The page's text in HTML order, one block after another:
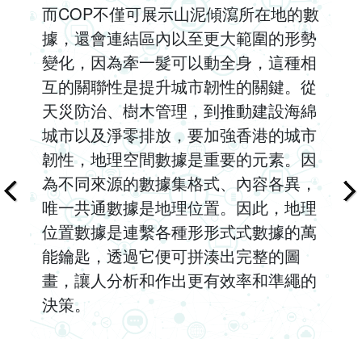
而COP不僅可展示山泥傾瀉所在地的數
據，還會連結區內以至更大範圍的形勢
變化，因為牽一髮可以動全身，這種相
互的關聯性是提升城市韌性的關鍵。從
天災防治、樹木管理，到推動建設海綿
城市以及淨零排放，要加強香港的城市
韌性，地理空間數據是重要的元素。因
為不同來源的數據集格式、內容各異，
唯一共通數據是地理位置。因此，地理
位置數據是連繫各種形形式式數據的萬
能鑰匙，透過它便可拼湊出完整的圖
畫，讓人分析和作出更有效率和準繩的
決策。